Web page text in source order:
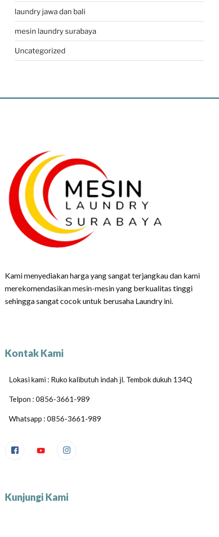
laundry jawa dan bali
mesin laundry surabaya
Uncategorized
Kami menyediakan harga yang sangat terjangkau dan kami
merekomendasikan mesin-mesin yang berkualitas tinggi
sehingga sangat cocok untuk berusaha Laundry ini.
Kontak Kami
Lokasi kami : Ruko kalibutuh indah jl. Tembok dukuh 134Q
Telpon : 0856-3661-989
Whatsapp : 0856-3661-989
Kunjungi Kami